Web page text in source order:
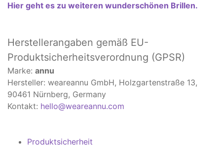
Hier geht es zu weiteren wunderschönen Brillen.
Herstellerangaben gemäß EU-
Produktsicherheitsverordnung (GPSR)
Marke: annu
Hersteller: weareannu GmbH, Holzgartenstraße 13,
90461 Nürnberg, Germany
Kontakt: hello@weareannu.com
Produktsicherheit